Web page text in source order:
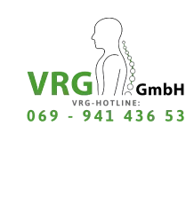
springen